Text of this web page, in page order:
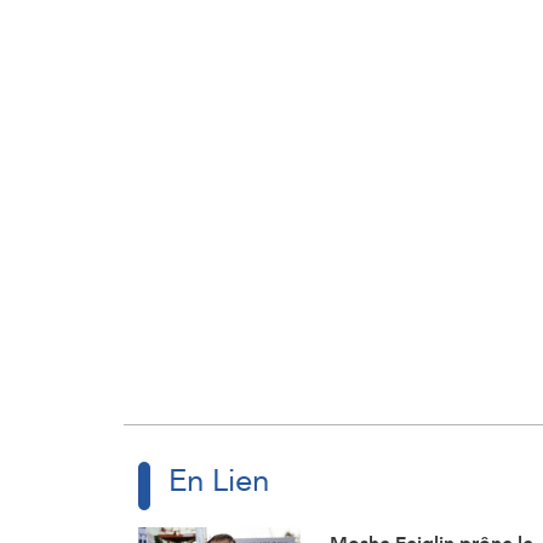
En Lien